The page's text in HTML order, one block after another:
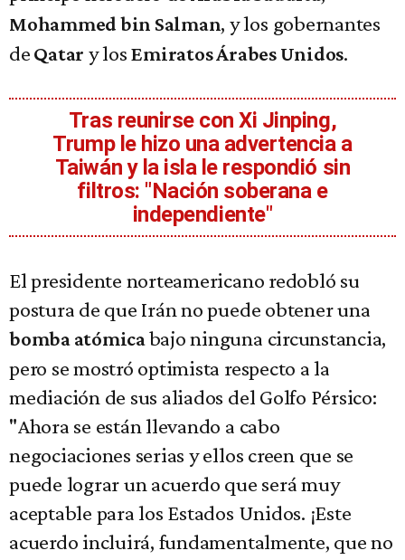
Mohammed bin Salman, y los gobernantes
de Qatar y losEmiratos Árabes Unidos.
Tras reunirse con Xi Jinping,
Trump le hizo una advertencia a
Taiwán y la isla le respondió sin
filtros: "Nación soberana e
independiente"
El presidente norteamericano redobló su
postura de que Irán no puede obtener una
bomba atómicabajo ninguna circunstancia,
pero se mostró optimista respecto a la
mediación de sus aliados del Golfo Pérsico:
"Ahora se están llevando a cabo
negociaciones serias y ellos creen que se
puede lograr un acuerdo que será muy
aceptable para los Estados Unidos. ¡Este
acuerdo incluirá, fundamentalmente, que no